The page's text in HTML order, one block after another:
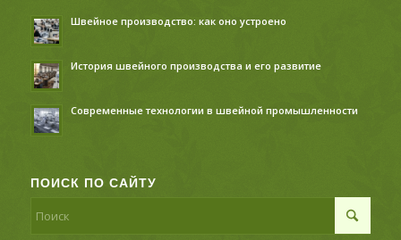
Швейное производство: как оно устроено
История швейного производства и его развитие
Современные технологии в швейной промышленности
ПОИСК ПО САЙТУ